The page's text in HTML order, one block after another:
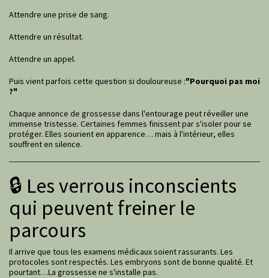
Attendre une prise de sang.
Attendre un résultat.
Attendre un appel.
Puis vient parfois cette question si douloureuse :"Pourquoi pas moi
?"
Chaque annonce de grossesse dans l'entourage peut réveiller une
immense tristesse. Certaines femmes finissent par s'isoler pour se
protéger. Elles sourient en apparence… mais à l'intérieur, elles
souffrent en silence.
🔒 Les verrous inconscients
qui peuvent freiner le
parcours
Il arrive que tous les examens médicaux soient rassurants. Les
protocoles sont respectés. Les embryons sont de bonne qualité. Et
pourtant…La grossesse ne s'installe pas.